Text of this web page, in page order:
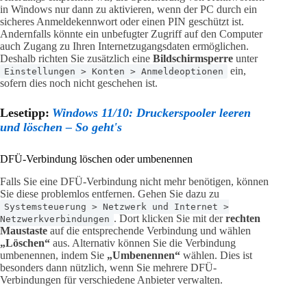
in Windows nur dann zu aktivieren, wenn der PC durch ein
sicheres Anmeldekennwort oder einen PIN geschützt ist.
Andernfalls könnte ein unbefugter Zugriff auf den Computer
auch Zugang zu Ihren Internetzugangsdaten ermöglichen.
Deshalb richten Sie zusätzlich eine Bildschirmsperre unter
Einstellungen > Konten > Anmeldeoptionen
ein,
sofern dies noch nicht geschehen ist.
Lesetipp: Windows 11/10: Druckerspooler leeren
und löschen – So geht's
DFÜ-Verbindung löschen oder umbenennen
Falls Sie eine DFÜ-Verbindung nicht mehr benötigen, können
Sie diese problemlos entfernen. Gehen Sie dazu zu
Systemsteuerung > Netzwerk und Internet >
Netzwerkverbindungen . Dort klicken Sie mit derrechten
Maustaste auf die entsprechende Verbindung und wählen
„Löschen“ aus. Alternativ können Sie die Verbindung
umbenennen, indem Sie „Umbenennen“ wählen. Dies ist
besonders dann nützlich, wenn Sie mehrere DFÜ-
Verbindungen für verschiedene Anbieter verwalten.